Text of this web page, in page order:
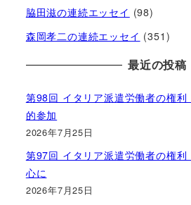
脇田滋の連続エッセイ (98)
森岡孝二の連続エッセイ (351)
最近の投稿
第98回 イタリア派遣労働者の権利
的参加
2026年7月25日
第97回 イタリア派遣労働者の権利
心に
2026年7月25日